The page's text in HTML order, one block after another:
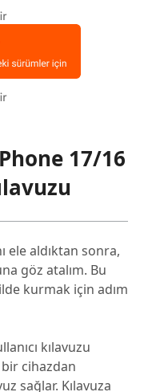
17/16
ele aldıktan sonra,
göz atalım. Bu
kurmak için adım
kılavuzu
cihazdan
sağlar. Kılavuza